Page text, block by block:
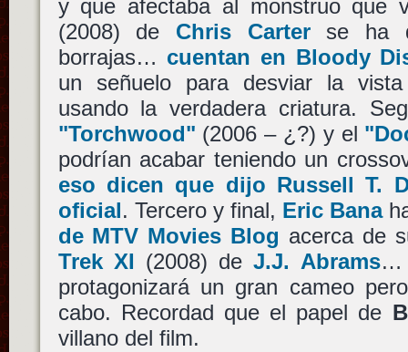
y que afectaba al monstruo que
(2008) de Chris Carterse ha
borrajas… cuentan en Bloody
un señuelo para desviar la
usando la verdadera criatura.
"Torchwood" (2006 – ¿?) y el
podrían acabar teniendo un
eso dicen que dijo Russell T.
oficial. Tercero y final, Eric Bana
de MTV Movies Blog acerca de
Trek XI (2008) deJ.J. Abrams…
protagonizará un gran cameo
cabo. Recordad que el papel de
villano del film.